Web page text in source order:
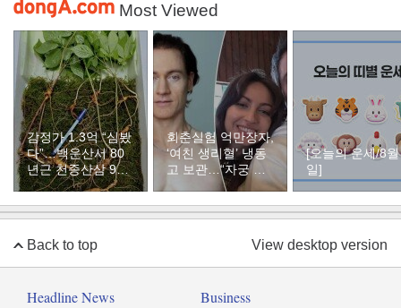
Most Viewed
감정가 1.3억 “심봤
다”…백운산서 80
년근 천종산삼 9뿌
리 발견
회춘실험 억만장자,
‘여친 생리혈’ 냉동
고 보관…“자궁 내
부 궁금해”
[오늘의 운세/8
일]
Back to top View desktop version
Headline News Business